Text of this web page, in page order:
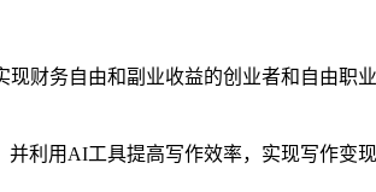
财务自由和副业收益的创业者和自由职业
利用AI工具提高写作效率，实现写作变现